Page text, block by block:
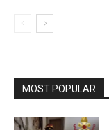
MOST POPULAR